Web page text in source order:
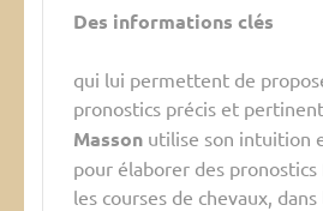
Des informations clés
qui lui permettent de
pronostics précis et
Masson utilise son intuition
pour élaborer des
les courses de chevaux,